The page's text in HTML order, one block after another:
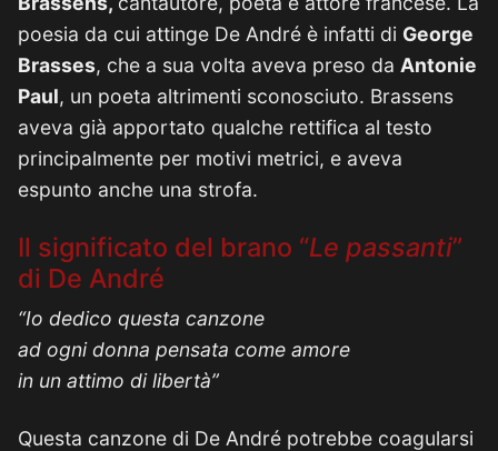
poesia da cui attinge De André è infatti di George
Brasses, che a sua volta aveva preso da Antonie
Paul, un poeta altrimenti sconosciuto. Brassens
aveva già apportato qualche rettifica al testo
principalmente per motivi metrici, e aveva
espunto anche una strofa.
Il significato del brano “Le passanti”
di De André
“Io dedico questa canzone
ad ogni donna pensata come amore
in un attimo di libertà”
Questa canzone di De André potrebbe coagularsi